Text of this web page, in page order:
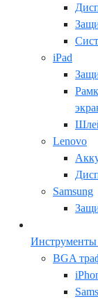
iPad
Lenovo
Samsung
Инструменты
BGA